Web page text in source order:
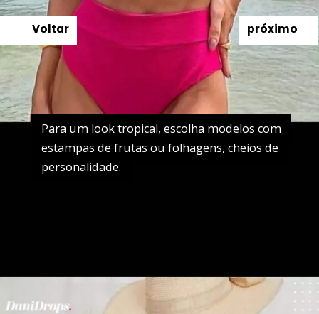
Para um look tropical, escolha modelos com
estampas de frutas ou folhagens, cheios de
personalidade.
Para um look tropical, escolha modelos com
estampas de frutas ou folhagens, cheios de
personalidade.
próximo
Voltar